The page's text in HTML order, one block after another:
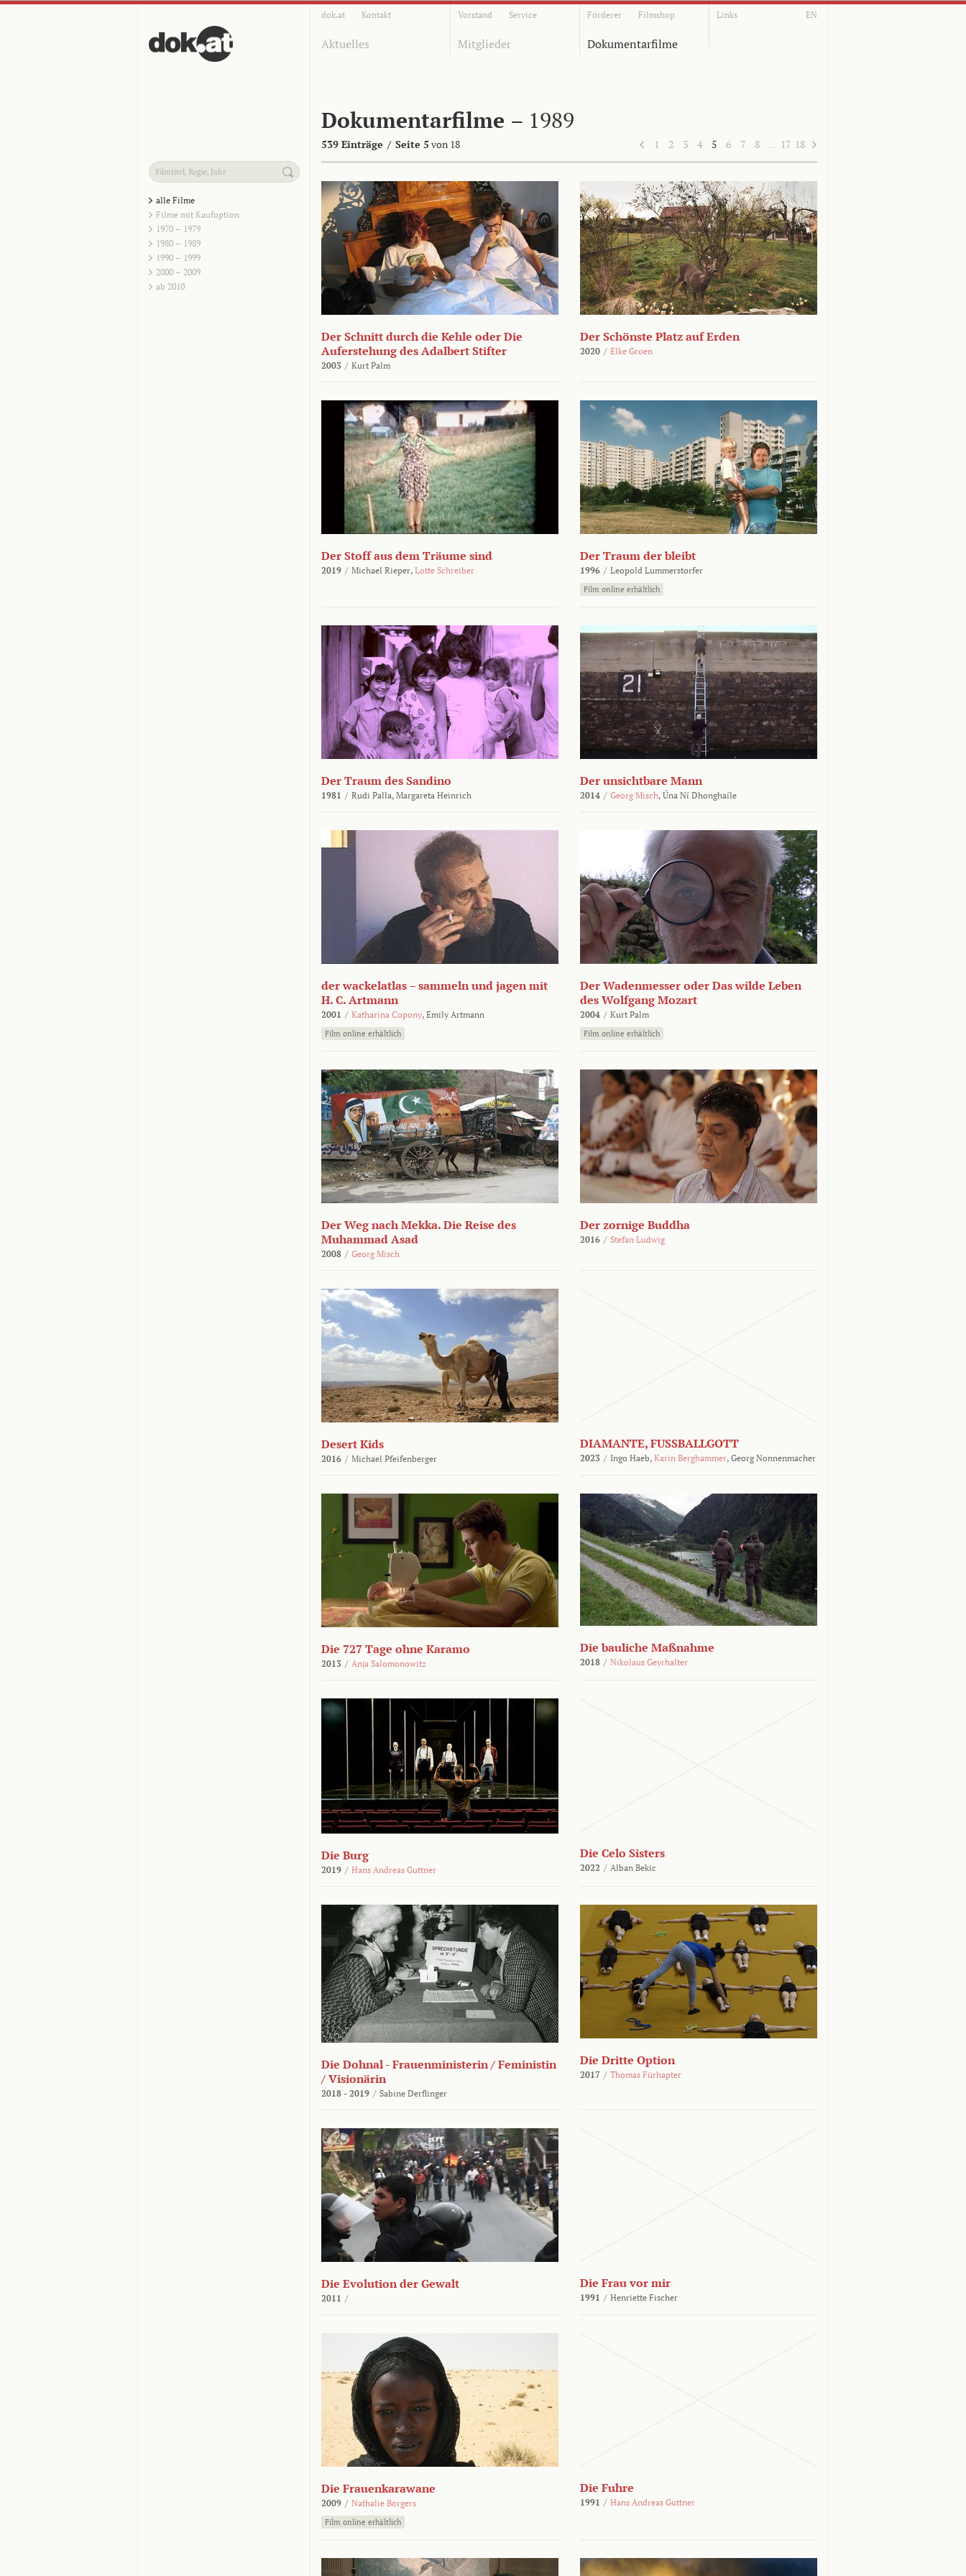
dok.at Kontakt Vorstand Service Förderer Filmshop Links EN
Aktuelles Mitglieder Dokumentarfilme
Dokumentarfilme – 1989
539 Einträge / Seite 5 von 18 1 2 3 4 5 6 7 8 … 17 18
alle Filme
Filme mit Kaufoption
1970 – 1979
1980 – 1989
1990 – 1999
2000 – 2009
ab 2010
Der Schnitt durch die Kehle oder Die
Auferstehung des Adalbert Stifter
2003 / Kurt Palm
Der Schönste Platz auf Erden
2020 / Elke Groen
Der Stoff aus dem Träume sind
2019 / Michael Rieper, Lotte Schreiber
Der Traum der bleibt
1996 / Leopold Lummerstorfer
Film online erhältlich
Der Traum des Sandino
1981 / Rudi Palla, Margareta Heinrich
Der unsichtbare Mann
2014 / Georg Misch, Úna Ní Dhonghaíle
der wackelatlas – sammeln und jagen mit
H. C. Artmann
2001 / Katharina Copony, Emily Artmann
Film online erhältlich
Der Wadenmesser oder Das wilde Leben
des Wolfgang Mozart
2004 / Kurt Palm
Film online erhältlich
Der Weg nach Mekka. Die Reise des
Muhammad Asad
2008 / Georg Misch
Der zornige Buddha
2016 / Stefan Ludwig
Desert Kids
2016 / Michael Pfeifenberger
DIAMANTE, FUSSBALLGOTT
2023 / Ingo Haeb, Karin Berghammer, Georg Nonnenmacher
Die 727 Tage ohne Karamo
2013 / Anja Salomonowitz
Die bauliche Maßnahme
2018 / Nikolaus Geyrhalter
Die Burg
2019 / Hans Andreas Guttner
Die Celo Sisters
2022 / Alban Bekic
Die Dohnal - Frauenministerin / Feministin
/ Visionärin
2018 - 2019 / Sabine Derflinger
Die Dritte Option
2017 / Thomas Fürhapter
Die Evolution der Gewalt
2011 /
Die Frau vor mir
1991 / Henriette Fischer
Die Frauenkarawane
2009 / Nathalie Borgers
Film online erhältlich
Die Fuhre
1991 / Hans Andreas Guttner